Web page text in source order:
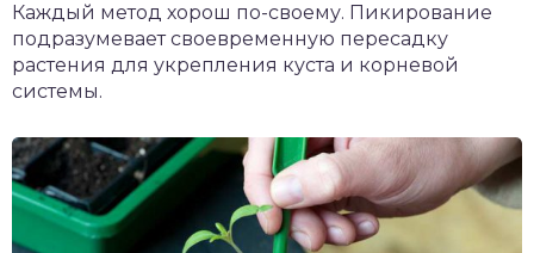
Каждый метод хорош по-своему. Пикирование
подразумевает своевременную пересадку
растения для укрепления куста и корневой
системы.